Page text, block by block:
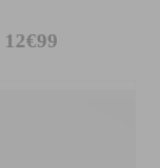
12€99